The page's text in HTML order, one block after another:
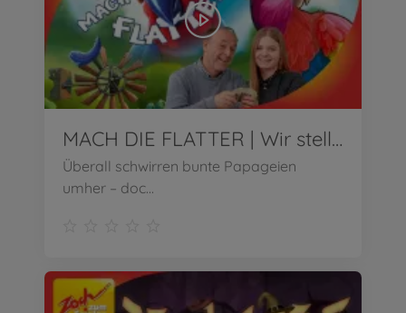
MACH DIE FLATTER | Wir stellen vor!
Überall schwirren bunte Papageien
umher – doc...